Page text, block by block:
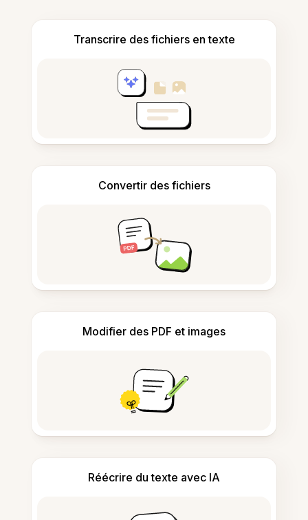
Transcrire des fichiers en texte
Convertir des fichiers
Modifier des PDF et images
Réécrire du texte avec IA